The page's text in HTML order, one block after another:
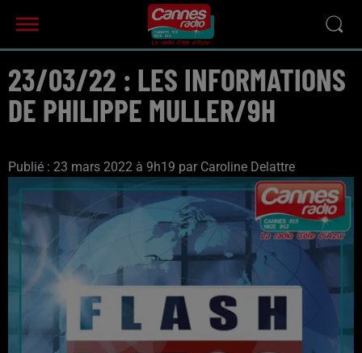
23/03/22 : LES INFORMATIONS
DE PHILIPPE MULLER/9H
Publié : 23 mars 2022 à 9h19 par Caroline Delattre